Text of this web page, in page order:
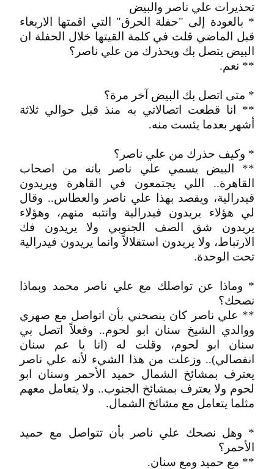
تحذيرات علي ناصر والبيض
* بالعودة إلى "حفلة الحرق" التي اقمتها الاربعاء
قبل الماضي قلت في كلمة القيتها خلال الحفلة ان
البيض يتصل بك ويحذرك من علي ناصر؟
** نعم.
* متى اتصل بك البيض آخر مرة؟
** انا قطعت اتصالاتي به منذ قبل حوالي ثلاثة
أشهر بعدما يئست منه.
* وكيف حذرك من علي ناصر؟
** البيض يسمي علي ناصر بانه من اصحاب
القاهرة.. اللي يجتمعون في القاهرة ويريدون
فيدرالية، ويقصد بهذا علي ناصر والعطاس.. وقال
لي هؤلاء يريدون فيدرالية وانتبه منهم، وهؤلاء
يريدون شق الصف الجنوبي ولا يريدون فك
الارتباط، ولا يريدون استقلالاً وانما يريدون فيدرالية
تحت الوحدة.
* وماذا عن تواصلك مع علي ناصر محمد وبماذا
نصحك؟
** علي ناصر كان ينصحني بأن اتواصل مع صهري
ووالدي الشيخ سنان ابو لحوم.. وفعلاً اتصل بي
سنان ابو لحوم، وقلت له (انا يا عم سنان
انفصالي).. وزعلت من هذا الشيء لأنه علي ناصر
يعترف بمشائخ الشمال حميد الأحمر وسنان ابو
لحوم ولا يعترف بمشائخ الجنوب.. ولا يتعامل معهم
مثلما يتعامل مع مشائخ الشمال.
* وهل نصحك علي ناصر بأن تتواصل مع حميد
الأحمر؟
** مع حميد ومع سنان.